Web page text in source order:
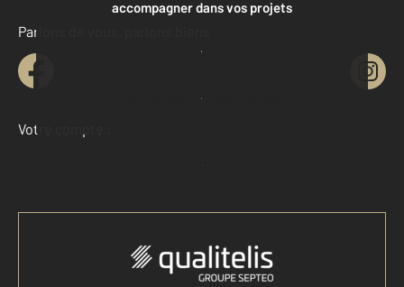
accompagner dans vos projets
Contacter l'agence
Demander une estimation
Parlons de vous, parlons biens
Votre compte :
Accéder à mon compte